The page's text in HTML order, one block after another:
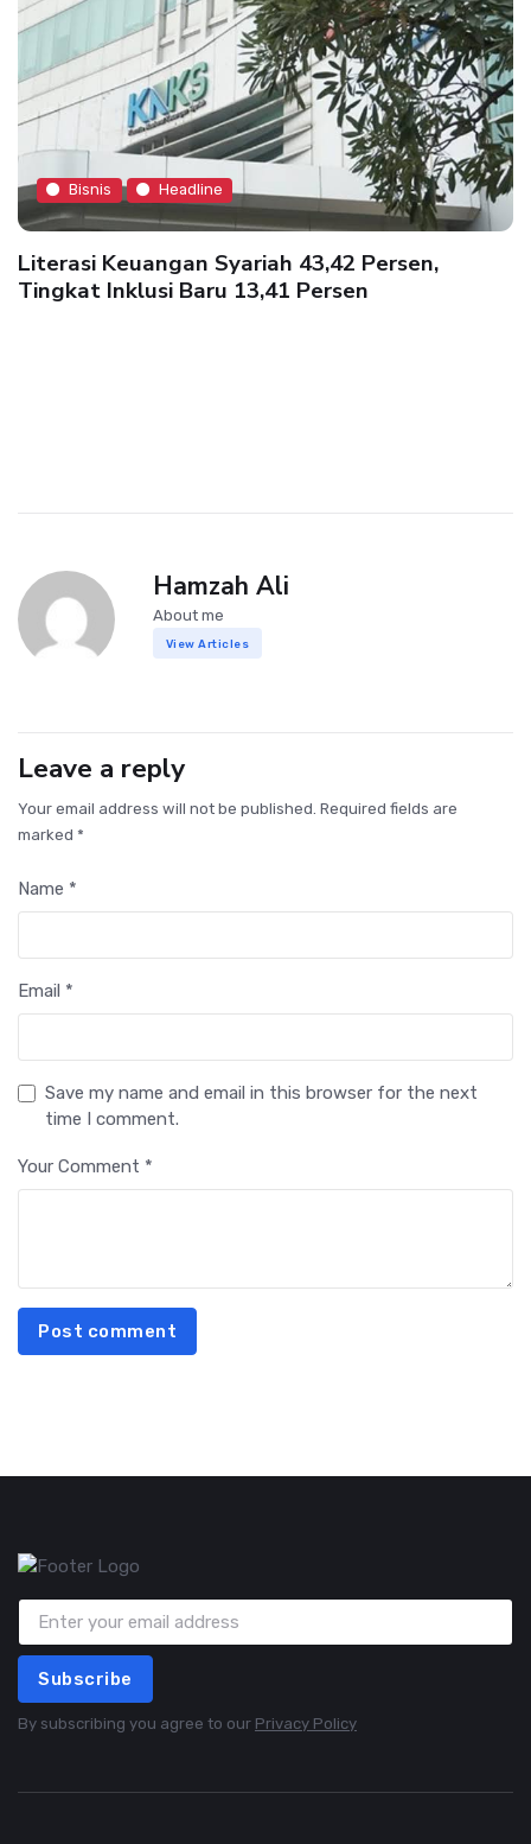
Bisnis Headline
Literasi Keuangan Syariah 43,42 Persen,
Tingkat Inklusi Baru 13,41 Persen
Hamzah Ali
About me
View Articles
Leave a reply
Your email address will not be published. Required fields are
marked *
Name *
Email *
Save my name and email in this browser for the next
time I comment.
Your Comment *
Post comment
Subscribe
By subscribing you agree to our Privacy Policy